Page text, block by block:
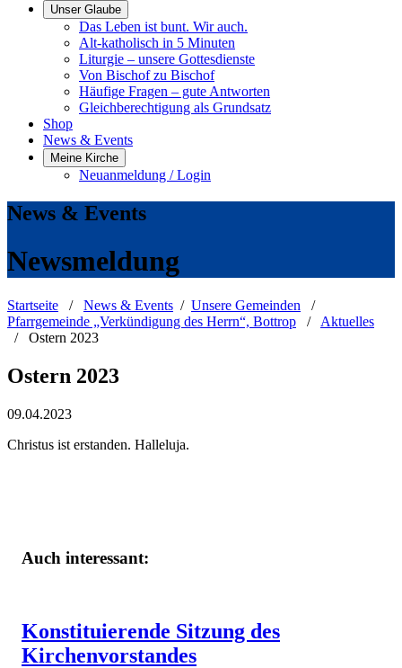
Unser Glaube
Das Leben ist bunt. Wir auch.
Alt-katholisch in 5 Minuten
Liturgie – unsere Gottesdienste
Von Bischof zu Bischof
Häufige Fragen – gute Antworten
Gleichberechtigung als Grundsatz
Shop
News & Events
Meine Kirche
Neuanmeldung / Login
News & Events
Newsmeldung
Startseite / News & Events / Unsere Gemeinden /
Pfarrgemeinde „Verkündigung des Herrn“, Bottrop / Aktuelles
/ Ostern 2023
Ostern 2023
09.04.2023
Christus ist erstanden. Halleluja.
Auch interessant:
Konstituierende Sitzung des
Kirchenvorstandes